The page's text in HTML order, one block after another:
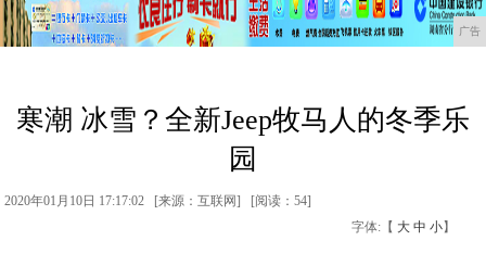
广告
寒潮 冰雪？全新Jeep牧马人的冬季乐
园
2020年01月10日 17:17:02 [来源：互联网] [阅读：54]
字体:【 大 中 小】